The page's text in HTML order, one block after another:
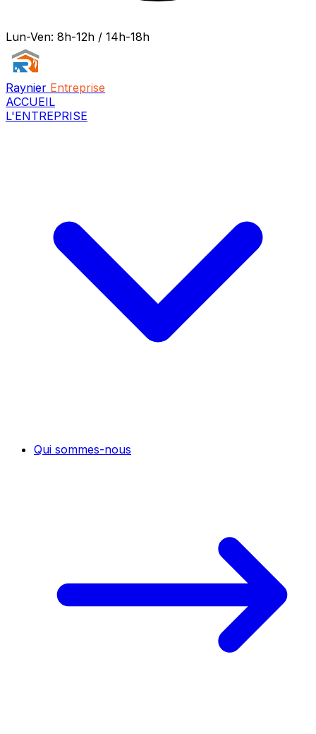
Lun-Ven: 8h-12h / 14h-18h
Raynier Entreprise
ACCUEIL
L'ENTREPRISE
Qui sommes-nous